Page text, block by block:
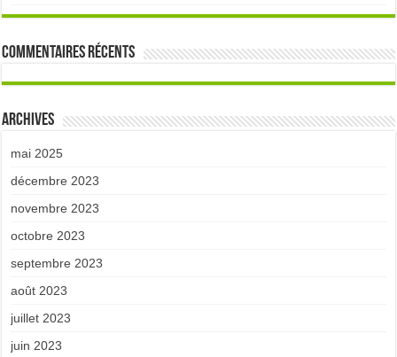
Commentaires récents
Archives
mai 2025
décembre 2023
novembre 2023
octobre 2023
septembre 2023
août 2023
juillet 2023
juin 2023